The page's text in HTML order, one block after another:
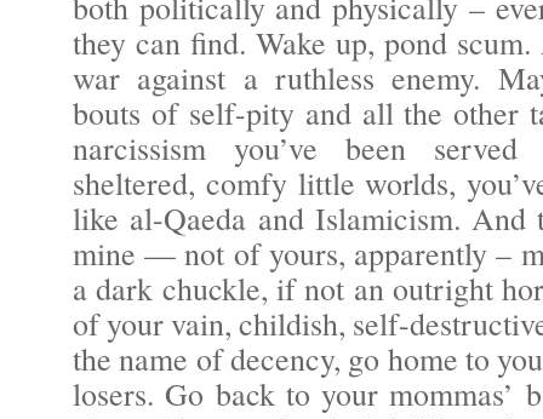
they can find. Wake up, pond
war against a ruthless enemy.
bouts of self-pity and all the other
narcissism you’ve been
sheltered, comfy little worlds,
like al-Qaeda and Islamicism. And
mine — not of yours, apparently –
a dark chuckle, if not an outright
of your vain, childish, self-
the name of decency, go home to
losers. Go back to your mommas’